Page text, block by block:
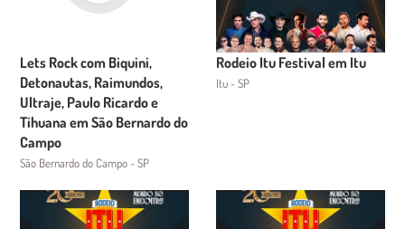
Lets Rock com Biquini,
Detonautas, Raimundos,
Ultraje, Paulo Ricardo e
Tihuana em São Bernardo do
Campo
São Bernardo do Campo - SP
Rodeio Itu Festival em Itu
Itu - SP